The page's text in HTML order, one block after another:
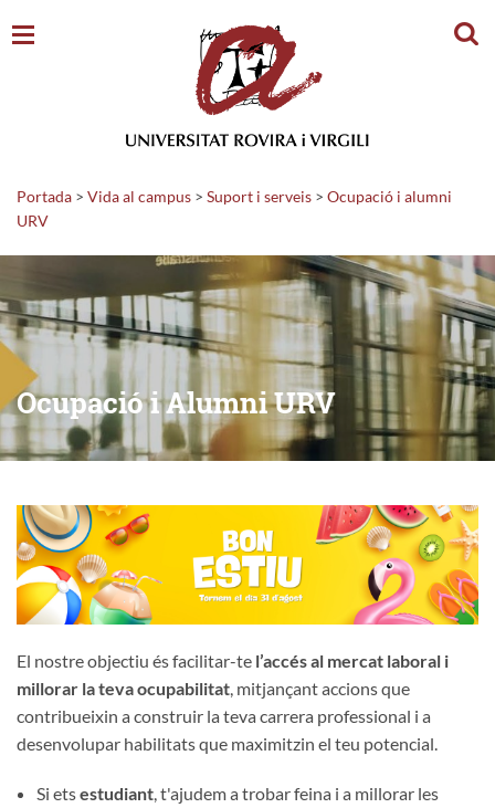
Portada > Vida al campus > Suport i serveis > Ocupació i alumni
URV
Ocupació i Alumni URV
El nostre objectiu és facilitar-te l’accés al mercat laboral i
millorar la teva ocupabilitat , mitjançant accions que
contribueixin a construir la teva carrera professional i a
desenvolupar habilitats que maximitzin el teu potencial.
Si etsestudiant, t'ajudem a trobar feina i a millorar les